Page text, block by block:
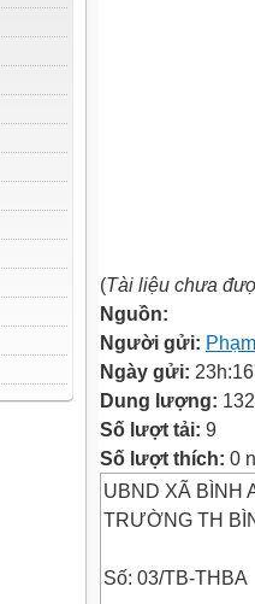
(Tài liệu chưa
Nguồn:
Người gửi:
Ngày gửi:
Dung lượng:
Số lượt tải: 9
Số lượt thích: 0
UBND XÃ BÌNH
TRƯỜNG TH
Số: 03/TB-THBA